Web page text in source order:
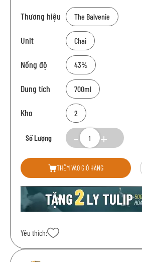
Thương hiệu The Balvenie
Unit Chai
Nồng độ 43%
Dung tích 700ml
Kho 2
Số Lượng
THÊM VÀO GIỎ HÀNG
Yêu thích: